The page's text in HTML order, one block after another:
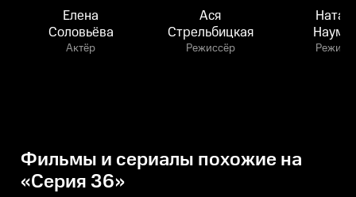
Елена
Соловьёва
Актёр
Ася
Стрельбицкая
Режиссёр
Фильмы и сериалы похожие на
«Серия 36»